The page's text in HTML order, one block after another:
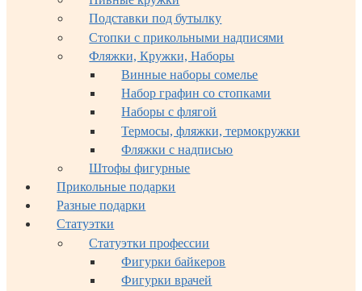
Подставки под бутылку
Стопки с прикольными надписями
Фляжки, Кружки, Наборы
Винные наборы сомелье
Набор графин со стопками
Наборы с флягой
Термосы, фляжки, термокружки
Фляжки с надписью
Штофы фигурные
Прикольные подарки
Разные подарки
Статуэтки
Статуэтки профессии
Фигурки байкеров
Фигурки врачей